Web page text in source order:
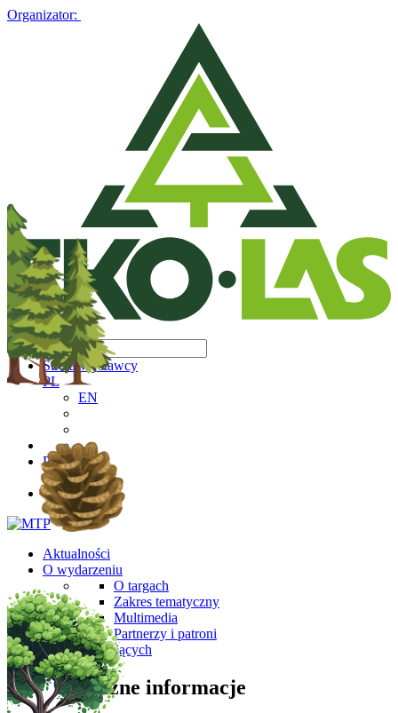
Organizator:
Strefa Wystawcy
PL
EN
PL
EN
Aktualności
O wydarzeniu
O targach
Zakres tematyczny
Multimedia
Partnerzy i patroni
Dla Zwiedzających
Ważne informacje